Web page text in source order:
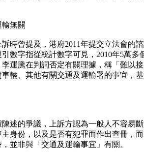
無關
時曾提及，港府2011年提交立法會
引數字指從統計數字可見，2010年5萬
運騰在判詞否定有關理據，稱「難以
輛、其他有關交通及運輸署的事宜，
述的爭議，上訴方認為一般人不容易
身份，以及是否有犯罪而作出查冊，
並非與「交通及運輸事宜」有關。